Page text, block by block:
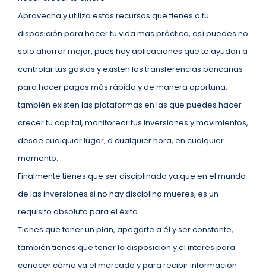
Aprovecha y utiliza estos recursos que tienes a tu
disposición para hacer tu vida más práctica, así puedes no
solo ahorrar mejor, pues hay aplicaciones que te ayudan a
controlar tus gastos y existen las transferencias bancarias
para hacer pagos más rápido y de manera oportuna,
también existen las plataformas en las que puedes hacer
crecer tu capital, monitorear tus inversiones y movimientos,
desde cualquier lugar, a cualquier hora, en cualquier
momento.
Finalmente tienes que ser disciplinado ya que en el mundo
de las inversiones si no hay disciplina mueres, es un
requisito absoluto para el éxito.
Tienes que tener un plan, apegarte a él y ser constante,
también tienes que tener la disposición y el interés para
conocer cómo va el mercado y para recibir información